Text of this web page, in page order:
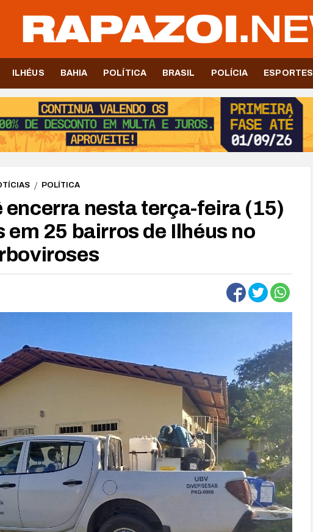
ILHÉUS BAHIA POLÍTICA BRASIL POLÍCIA ESPORTES
POLÍTICA
encerra nesta terça-feira (15)
em 25 bairros de Ilhéus no